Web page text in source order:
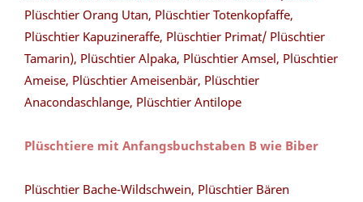
Plüschtier Orang Utan, Plüschtier Totenkopfaffe,
Plüschtier Kapuzineraffe, Plüschtier Primat/ Plüschtier
Tamarin), Plüschtier Alpaka, Plüschtier Amsel, Plüschtier
Ameise, Plüschtier Ameisenbär, Plüschtier
Anacondaschlange, Plüschtier Antilope
Plüschtiere mit Anfangsbuchstaben B wie Biber
Plüschtier Bache-Wildschwein, Plüschtier Bären